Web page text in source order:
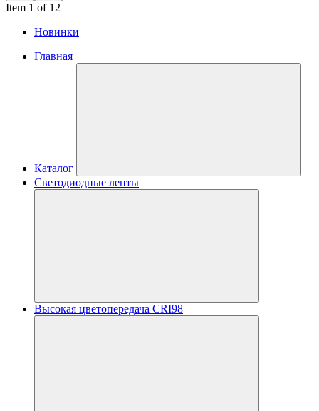
Item 1 of 12
Новинки
Главная
Каталог
Светодиодные ленты
Высокая цветопередача CRI98